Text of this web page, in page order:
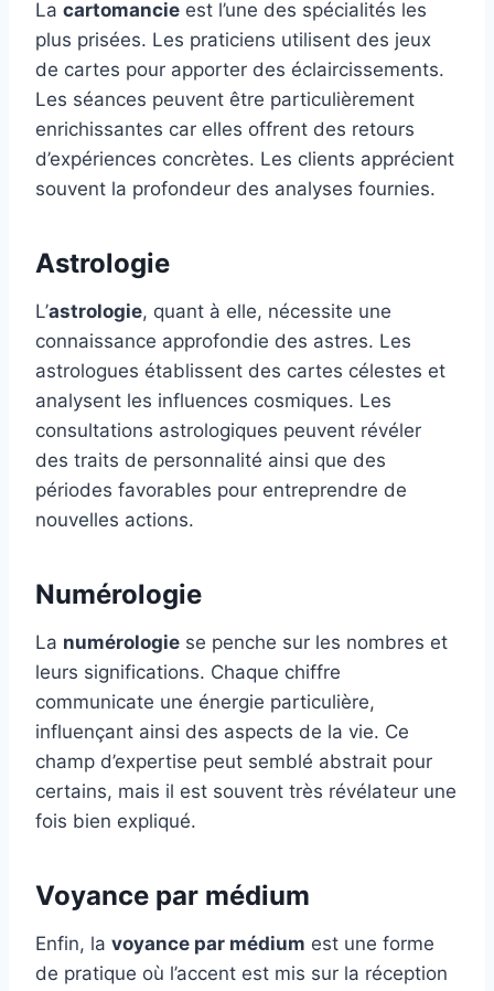
La cartomancie est l’une des spécialités les
plus prisées. Les praticiens utilisent des jeux
de cartes pour apporter des éclaircissements.
Les séances peuvent être particulièrement
enrichissantes car elles offrent des retours
d’expériences concrètes. Les clients apprécient
souvent la profondeur des analyses fournies.
Astrologie
L’astrologie, quant à elle, nécessite une
connaissance approfondie des astres. Les
astrologues établissent des cartes célestes et
analysent les influences cosmiques. Les
consultations astrologiques peuvent révéler
des traits de personnalité ainsi que des
périodes favorables pour entreprendre de
nouvelles actions.
Numérologie
La numérologie se penche sur les nombres et
leurs significations. Chaque chiffre
communicate une énergie particulière,
influençant ainsi des aspects de la vie. Ce
champ d’expertise peut semblé abstrait pour
certains, mais il est souvent très révélateur une
fois bien expliqué.
Voyance par médium
Enfin, la voyance par médium est une forme
de pratique où l’accent est mis sur la réception